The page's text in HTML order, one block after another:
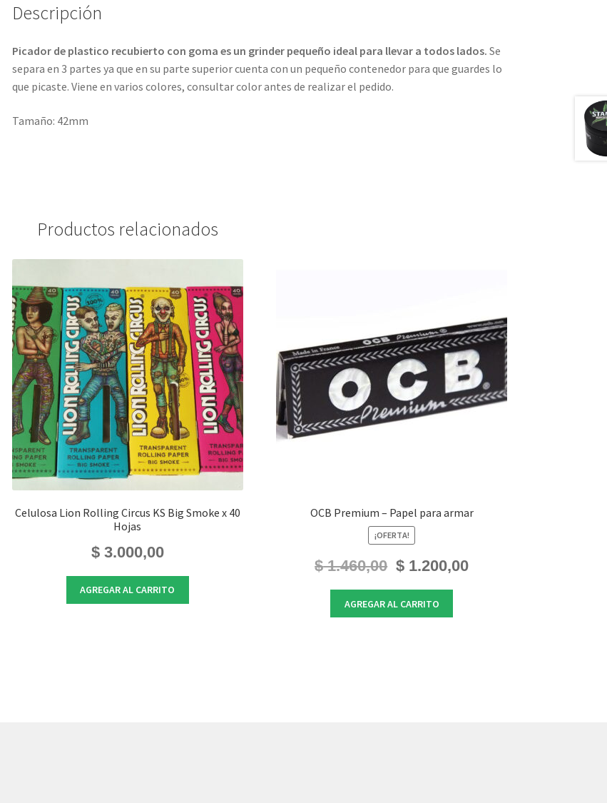
Descripción
Picador de plastico recubierto con goma es un grinder pequeño ideal para llevar a todos lados. Se
separa en 3 partes ya que en su parte superior cuenta con un pequeño contenedor para que guardes lo
que picaste. Viene en varios colores, consultar color antes de realizar el pedido.
Tamaño: 42mm
Productos relacionados
Celulosa Lion Rolling Circus KS Big Smoke x 40
Hojas
$3.000,00
AGREGAR AL CARRITO
OCB Premium – Papel para armar
¡OFERTA!
$1.460,00
El
precio
original
era:
$1.200,00El
AGREGAR AL CARRITO